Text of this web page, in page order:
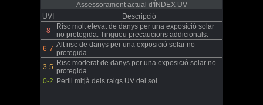
Assessorament actual d'ÍNDEX UV
UVI
Descripció
8
Risc molt elevat de danys per una exposició solar
no protegida. Tingueu precaucions addicionals.
6-7 Alt risc de danys per una exposició solar no
protegida.
3-5 Risc moderat de danys per una exposició solar no
protegida.
0-2 Perill mitjà dels raigs UV del sol